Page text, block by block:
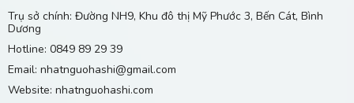
điểm phù hợp nhất cho hành trình của bạn
25/01/2025
Trụ sở chính: Đường NH9, Khu đô thị Mỹ Phước 3, Bến Cát, Bình
Dương
Hotline: 0849 89 29 39
Email: nhatnguohashi@gmail.com
Website: nhatnguohashi.com